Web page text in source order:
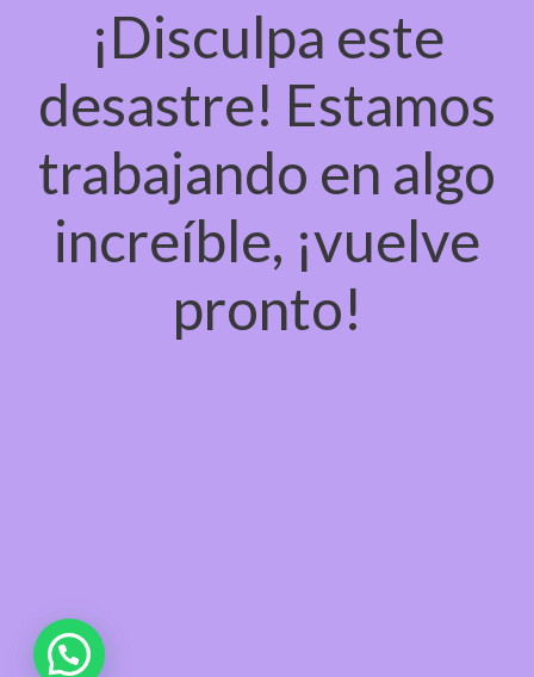
¡Disculpa este
desastre! Estamos
trabajando en algo
increíble, ¡vuelve
pronto!